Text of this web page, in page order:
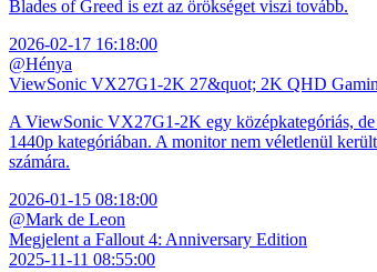
Blades of Greed is ezt az örökséget viszi tovább.
2026-02-17 16:18:00
@Hénya
ViewSonic VX27G1-2K 27&quot; 2K QHD
A ViewSonic VX27G1-2K egy középkategóriás,
1440p kategóriában. A monitor nem véletlenül
számára.
2026-01-15 08:18:00
@Mark de Leon
Megjelent a Fallout 4: Anniversary Edition
2025-11-11 08:55:00